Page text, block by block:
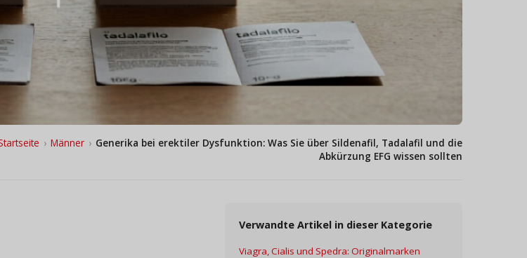
› Männer › Generika bei erektiler Dysfunktion: Was Sie über Sildenafil, Tadalafil und die
Abkürzung EFG wissen sollten
Verwandte Artikel in dieser Kategorie
Viagra, Cialis und Spedra: Originalmarken